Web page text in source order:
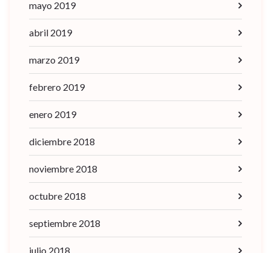
mayo 2019
abril 2019
marzo 2019
febrero 2019
enero 2019
diciembre 2018
noviembre 2018
octubre 2018
septiembre 2018
julio 2018